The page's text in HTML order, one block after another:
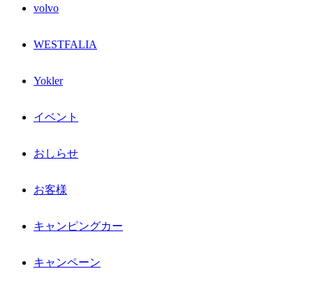
volvo
WESTFALIA
Yokler
イベント
おしらせ
お客様
キャンピングカー
キャンペーン